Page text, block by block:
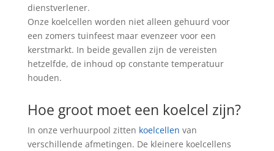
dienstverlener.
Onze koelcellen worden niet alleen gehuurd voor
een zomers tuinfeest maar evenzeer voor een
kerstmarkt. In beide gevallen zijn de vereisten
hetzelfde, de inhoud op constante temperatuur
houden.
Hoe groot moet een koelcel zijn?
In onze verhuurpool zitten koelcellen van
verschillende afmetingen. De kleinere koelcellens